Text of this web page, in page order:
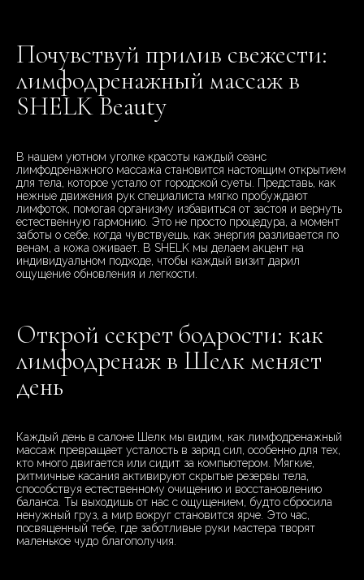
Почувствуй прилив свежести:
лимфодренажный массаж в
SHELK Beauty
В нашем уютном уголке красоты каждый сеанс
лимфодренажного массажа становится настоящим открытием
для тела, которое устало от городской суеты. Представь, как
нежные движения рук специалиста мягко пробуждают
лимфоток, помогая организму избавиться от застоя и вернуть
естественную гармонию. Это не просто процедура, а момент
заботы о себе, когда чувствуешь, как энергия разливается по
венам, а кожа оживает. В SHELK мы делаем акцент на
индивидуальном подходе, чтобы каждый визит дарил
ощущение обновления и легкости.
Открой секрет бодрости: как
лимфодренаж в Шелк меняет
день
Каждый день в салоне Шелк мы видим, как лимфодренажный
массаж превращает усталость в заряд сил, особенно для тех,
кто много двигается или сидит за компьютером. Мягкие,
ритмичные касания активируют скрытые резервы тела,
способствуя естественному очищению и восстановлению
баланса. Ты выходишь от нас с ощущением, будто сбросила
ненужный груз, а мир вокруг становится ярче. Это час,
посвященный тебе, где заботливые руки мастера творят
маленькое чудо благополучия.